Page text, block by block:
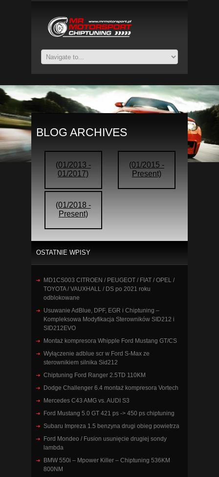
BLOG ARCHIVES
(01/2013 -
01/2017)
(01/2015 -
Present)
(01/2018 -
Present)
OSTATNIE WPISY
MD1CS003 CITROEN / PEUGEOT / FIAT / OPEL /
TOYOTA / VAUXHALL / DS po 2021 roku
odblokowane
Usuwanie AdBlue, DPF, EGR i Chiptuning –
Kompleksowa Modyfikacja Sterowników SID212 i
SID212EVO
Montaż kompresora Whipple Ford Mustang GT/CS
Wyłączenie adblue scr w Ford S-Max ze
sterownikiem silnika Sid212
Chiptuning Ford Ranger 2.5TD 110KM
Dodge Challenger 6.4 montaż kompresora Vortech
Mercedes C43 AMG vs. AUDI S3
Ford Mustang 5.0 GT 421 ps -> 450 ps chiptuning
Subaru Impreza 1.5 benzyna drugi obieg powietrza
Ford Mondeo / Fusion usunięcie drugiej sondy
lambda
BMW 550i – Mpower Killer – Chiptuning 536KM
800NM